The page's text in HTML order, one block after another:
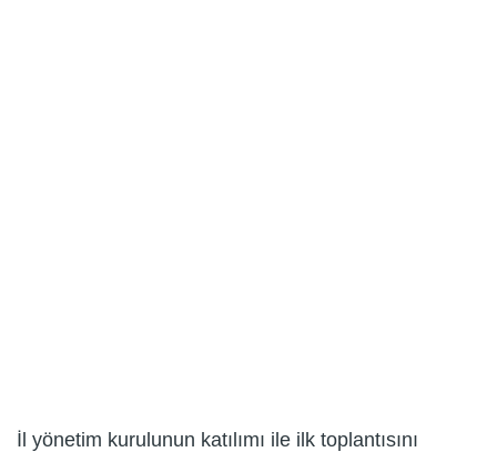
İl yönetim kurulunun katılımı ile ilk toplantısını